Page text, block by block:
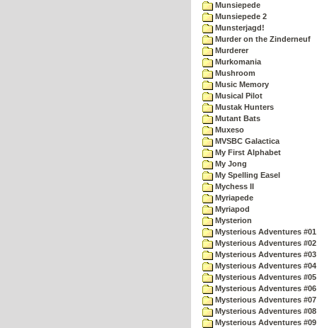
Munsiepede
Munsiepede 2
Munsterjagd!
Murder on the Zinderneuf
Murderer
Murkomania
Mushroom
Music Memory
Musical Pilot
Mustak Hunters
Mutant Bats
Muxeso
MVSBC Galactica
My First Alphabet
My Jong
My Spelling Easel
Mychess II
Myriapede
Myriapod
Mysterion
Mysterious Adventures
Mysterious Adventures
Mysterious Adventures
Mysterious Adventures
Mysterious Adventures
Mysterious Adventures
Mysterious Adventures
Mysterious Adventures
Mysterious Adventures